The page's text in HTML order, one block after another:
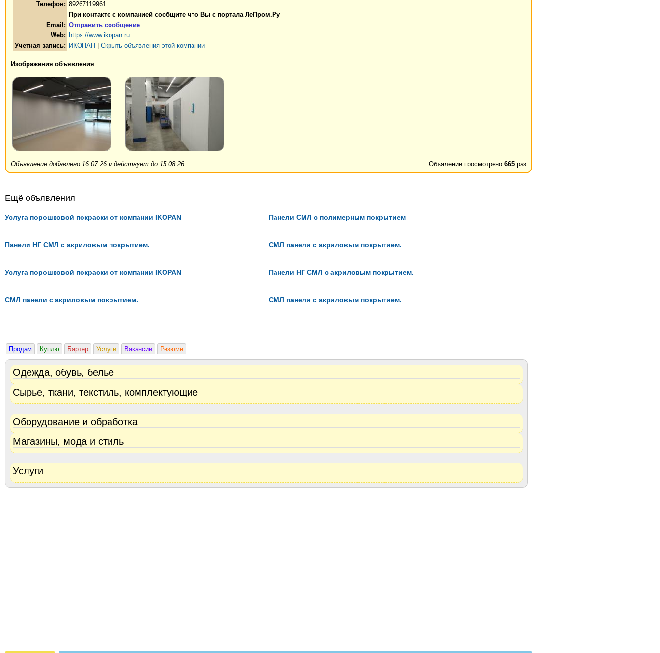
Телефон: 89267119961
При контакте с компанией сообщите что Вы с портала ЛеПром.Ру
Email: Отправить сообщение
Web: https://www.ikopan.ru
Учетная запись: ИКОПАН Скрыть объявления этой компании
Изображения объявления
Объяление просмотрено 665 раз
Объявление добавлено 16.07.26 и действует до 15.08.26
Ещё объявления
Услуга порошковой покраски от компании IKOPAN Панели СМЛ с полимерным покрытием
Панели НГ СМЛ с акриловым покрытием. СМЛ панели с акриловым покрытием.
Услуга порошковой покраски от компании IKOPAN Панели НГ СМЛ с акриловым покрытием.
СМЛ панели с акриловым покрытием. СМЛ панели с акриловым покрытием.
Продам Куплю Бартер Услуги Вакансии Резюме
Одежда, обувь, белье
Сырье, ткани, текстиль, комплектующие
Оборудование и обработка
Магазины, мода и стиль
Услуги